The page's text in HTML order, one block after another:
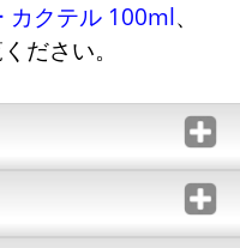
カクテル 100ml、
ださい。